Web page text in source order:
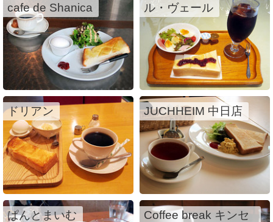
cafe de Shanica ル・ヴェール
ドリアン JUCHHEIM 中日店
ぱんとまいむ
Coffee break キンセ